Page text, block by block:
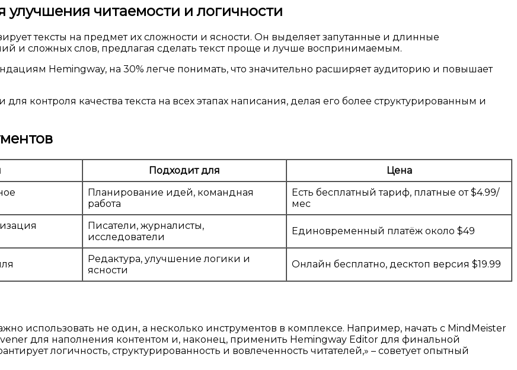
читаемости и логичности
тексты на предмет их сложности и ясности. Он выделяет запутанные и длинные
и сложных слов, предлагая сделать текст проще и лучше воспринимаемым.
Hemingway, на 30% легче понимать, что значительно расширяет аудиторию и повышает
контроля качества текста на всех этапах написания, делая его более структурированным и
Подходит для Цена
Планирование идей, командная
работа
Есть бесплатный тариф, платные от $4.99/
мес
Писатели, журналисты,
исследователи
Единовременный платёж около $49
Редактура, улучшение логики и
ясности
Онлайн бесплатно, десктоп версия $19.99
использовать не один, а несколько инструментов в комплексе. Например, начать с MindMeister
для наполнения контентом и, наконец, применить Hemingway Editor для финальной
логичность, структурированность и вовлеченность читателей,» – советует опытный